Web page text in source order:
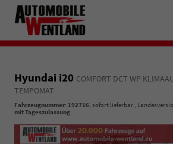
Hyundai i20 COMFORT DCT WP
TEMPOMAT
Fahrzeugnummer: 192716, sofort lieferbar ,
mit Tageszulassung